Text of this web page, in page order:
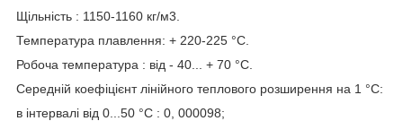
Щільність : 1150-1160 кг/м3.
Температура плавлення: + 220-225 °C.
Робоча температура : від - 40... + 70 °C.
Середній коефіцієнт лінійного теплового розширення на 1 °C:
в інтервалі від 0...50 °C : 0, 000098;